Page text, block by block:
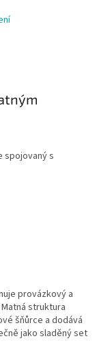
spojovaný s
provázkový a
struktura
šňůrce a dodává
jako sladěný set